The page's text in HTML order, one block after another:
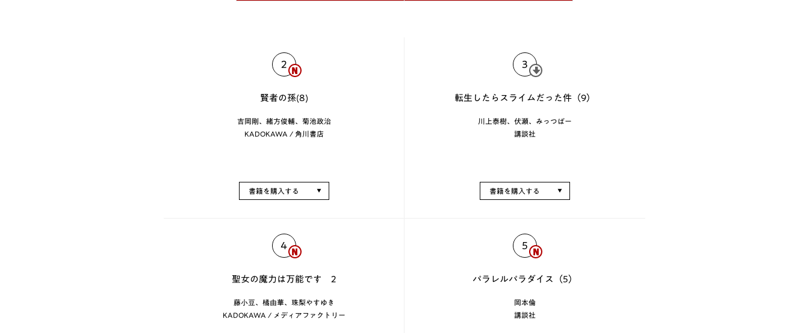
2
賢者の孫(8)
吉岡剛、緒方俊輔、菊池政治
KADOKAWA / 角川書店
書籍を購入する
3
転生したらスライムだった件（9）
川上泰樹、伏瀬、みっつばー
講談社
書籍を購入する
4
聖女の魔力は万能です 2
藤小豆、橘由華、珠梨やすゆき
KADOKAWA / メディアファクトリー
5
パラレルパラダイス（5）
岡本倫
講談社